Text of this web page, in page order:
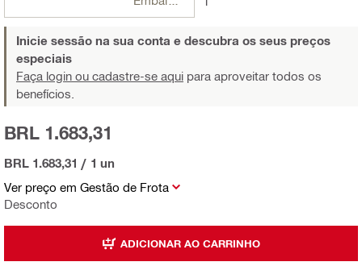
Inicie sessão na sua conta e descubra os seus preços
especiais
Faça login ou cadastre-se aqui para aproveitar todos os
benefícios.
Ver preço em Gestão de Frota
Desconto
BRL 1.683,31
BRL 1.683,31 / 1 un
ADICIONAR AO CARRINHO